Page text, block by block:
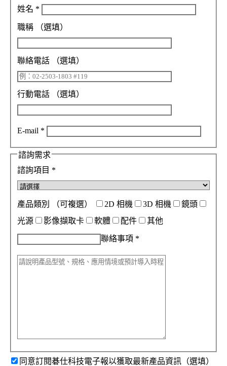
姓名 *
職稱 （選填）
聯絡電話 （選填）
行動電話 （選填）
E-mail *
諮詢需求
諮詢項目 *
產品類別 （可複選） 2D 相機 3D 相機
鏡頭
光源
影像擷取卡 軟體 配件 其他
聯絡事項 *
同意訂閱碁仕科技電子報以獲取最新產品資訊（選填）